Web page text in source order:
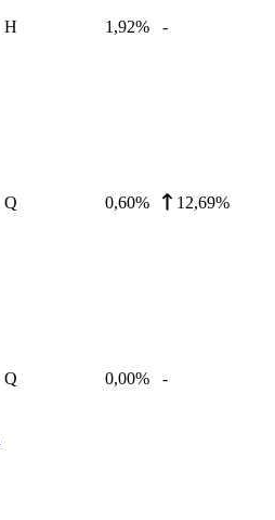
H 1,92% -
Q 0,60% 12,69%
Q 0,00% -